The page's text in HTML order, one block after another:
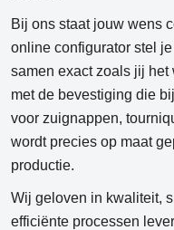
Bij ons staat jouw wens
online configurator stel
samen exact zoals jij
met de bevestiging die
voor zuignappen,
wordt precies op maat
productie.
Wij geloven in kwaliteit,
efficiënte processen